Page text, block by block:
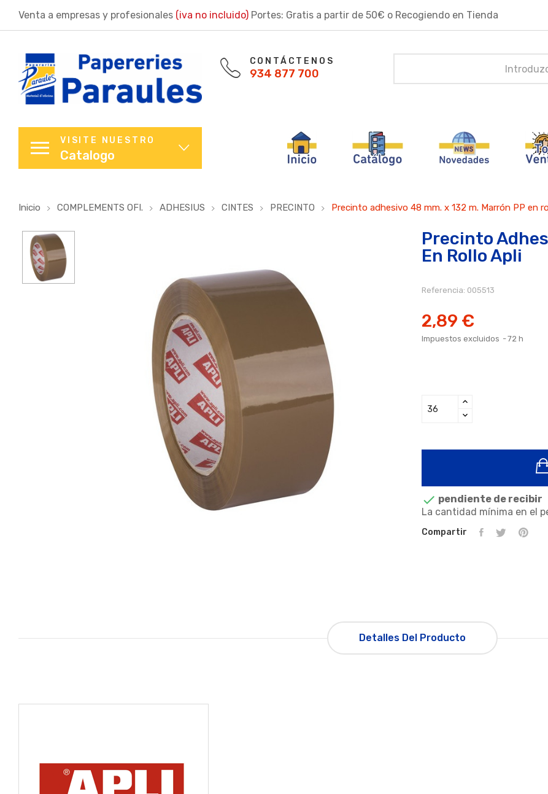
Venta a empresas y profesionales (iva no incluido) Portes: Gratis a partir de 50€ o Recogiendo en Tienda
CONTÁCTENOS
934 877 700
VISITE NUESTRO
Catalogo
Inicio COMPLEMENTS OFI. ADHESIUS CINTES PRECINTO Precinto adhesivo 48 mm. x 132 m. Marrón PP en
Precinto
En Rollo Apli
Referencia: 005513
2,89 €
Impuestos excluidos 72 h
 pendiente de recibir
La cantidad mínima en el
Compartir
Detalles Del Producto